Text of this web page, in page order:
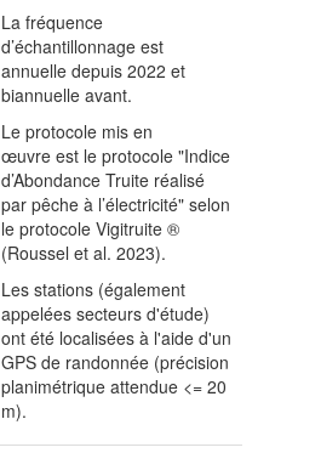
La fréquence
d’échantillonnage est
annuelle depuis 2022 et
biannuelle avant.
Le protocole mis en
œuvre est le protocole "Indice
d’Abondance Truite réalisé
par pêche à l’électricité" selon
le protocole Vigitruite ®
(Roussel et al. 2023).
Les stations (également
appelées secteurs d'étude)
ont été localisées à l'aide d'un
GPS de randonnée (précision
planimétrique attendue <= 20
m).